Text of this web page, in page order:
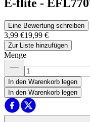
E-flite -
Eine Bewertung schreiben
3,99 €19,99 €
Zur Liste hinzufügen
Menge
In den Warenkorb legen
In den Warenkorb legen